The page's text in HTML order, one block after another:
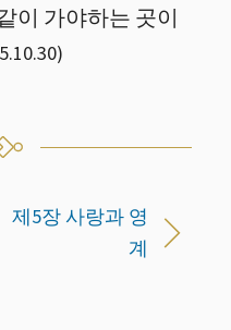
이 가야하는 곳이
)
제5장 사랑과 영
계